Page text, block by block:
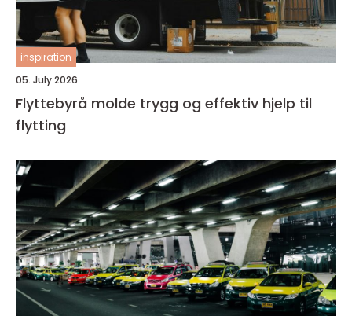
inspiration
05. July 2026
Flyttebyrå molde trygg og effektiv hjelp til
flytting